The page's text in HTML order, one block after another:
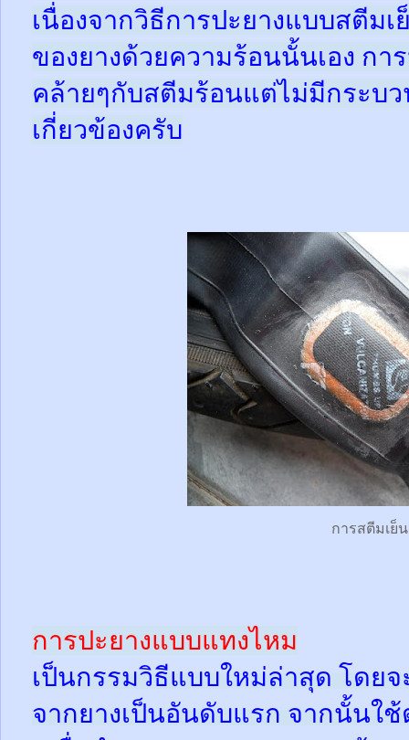
เนื่องจากวิธีการปะยางแบบสตีม
ของยางด้วยความร้อนนั้นเอง กา
คล้ายๆกับสตีมร้อนแต่ไม่มีกระบ
เกี่ยวข้องครับ
การสตีมเย็น
การปะยางแบบแทงไหม
เป็นกรรมวิธีแบบใหม่ล่าสุด โดย
จากยางเป็นอันดับแรก จากนั้นใ